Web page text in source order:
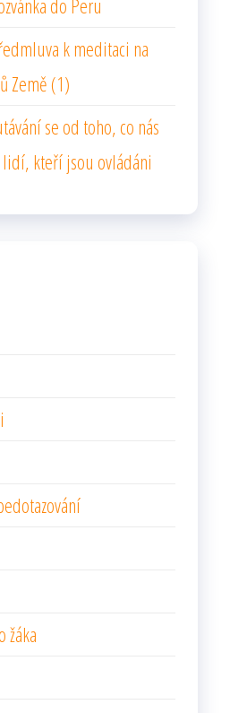
do Peru
k meditaci na
Země (1)
se od toho, co nás
kteří jsou ovládáni
žáka